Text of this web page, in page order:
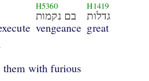
H5360
בם נקמות
vengeance
H1419
גדלות
great
them with furious